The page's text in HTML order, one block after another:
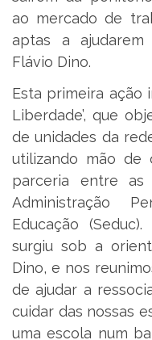
ao mercado de
aptas a ajudarem
Flávio Dino.
Esta primeira ação
Liberdade’, que
de unidades da
utilizando mão de
parceria entre as
Administração
Educação
surgiu sob a
Dino, e nos
de ajudar a
cuidar das nossas
uma escola num